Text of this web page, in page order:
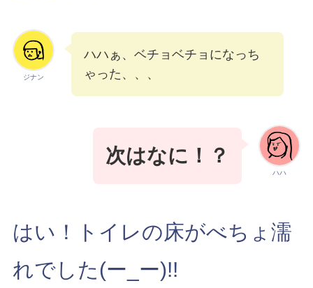
ジナン
ハハぁ、ベチョベチョになっち
ゃった、、、
ハハ
次はなに！？
はい！トイレの床がべちょ濡
れでした(ー_ー)!!